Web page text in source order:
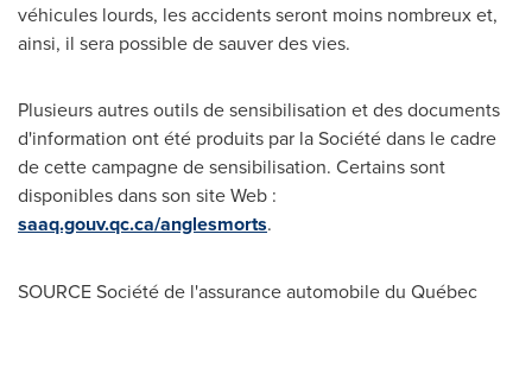
véhicules lourds, les accidents seront moins nombreux et,
ainsi, il sera possible de sauver des vies.
Plusieurs autres outils de sensibilisation et des documents
d'information ont été produits par la Société dans le cadre
de cette campagne de sensibilisation. Certains sont
disponibles dans son site Web :
saaq.gouv.qc.ca/anglesmorts.
SOURCE Société de l'assurance automobile du Québec